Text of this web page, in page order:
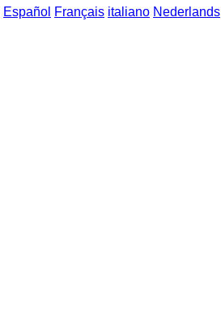
Español Français italiano Nederlands